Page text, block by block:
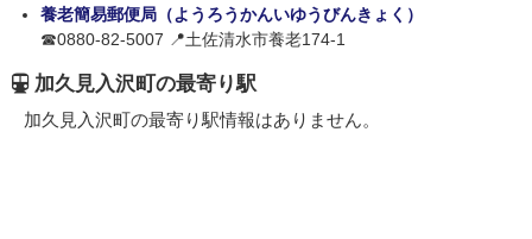
養老簡易郵便局（ようろうかんいゆうびんきょく）
☎0880-82-5007 📍土佐清水市養老174-1
加久見入沢町の最寄り駅
加久見入沢町の最寄り駅情報はありません。